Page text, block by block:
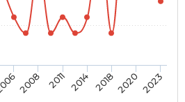
2008 2011 2014 20182020 2023